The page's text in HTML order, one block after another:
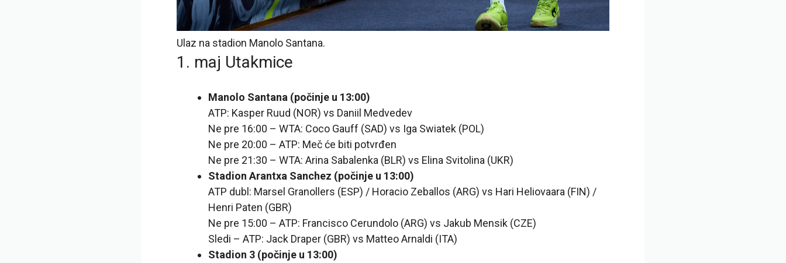
Ulaz na stadion Manolo Santana.
1. maj Utakmice
Manolo Santana (počinje u 13:00)
ATP: Kasper Ruud (NOR) vs Daniil Medvedev
Ne pre 16:00 – WTA: Coco Gauff (SAD) vs Iga Swiatek (POL)
Ne pre 20:00 – ATP: Meč će biti potvrđen
Ne pre 21:30 – WTA: Arina Sabalenka (BLR) vs Elina Svitolina (UKR)
Stadion Arantxa Sanchez (počinje u 13:00)
ATP dubl: Marsel Granollers (ESP) / Horacio Zeballos (ARG) vs Hari Heliovaara (FIN) /
Henri Paten (GBR)
Ne pre 15:00 – ATP: Francisco Cerundolo (ARG) vs Jakub Mensik (CZE)
Sledi – ATP: Jack Draper (GBR) vs Matteo Arnaldi (ITA)
Stadion 3 (počinje u 13:00)